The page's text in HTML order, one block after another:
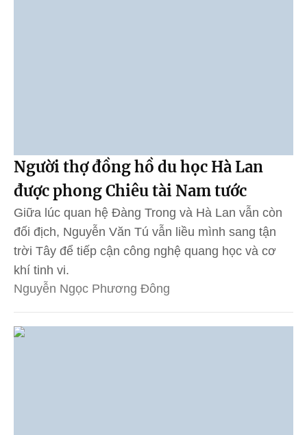
Người thợ đồng hồ du học Hà Lan
được phong Chiêu tài Nam tước
Giữa lúc quan hệ Đàng Trong và Hà Lan vẫn còn
đối địch, Nguyễn Văn Tú vẫn liều mình sang tận
trời Tây để tiếp cận công nghệ quang học và cơ
khí tinh vi.
Nguyễn Ngọc Phương Đông